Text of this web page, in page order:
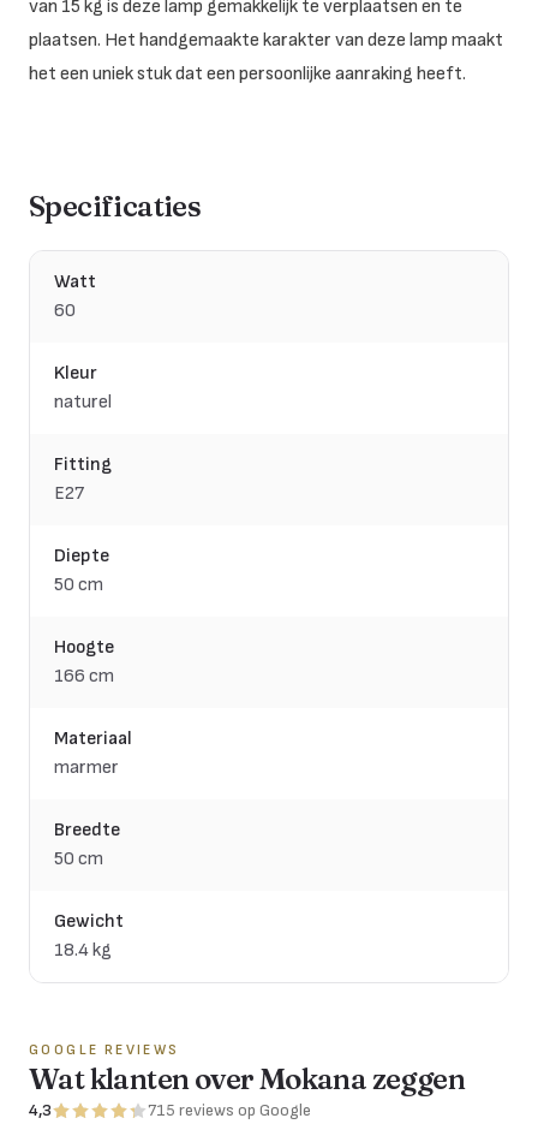
van 15 kg is deze lamp gemakkelijk te verplaatsen en te
plaatsen. Het handgemaakte karakter van deze lamp maakt
het een uniek stuk dat een persoonlijke aanraking heeft.
Specificaties
Watt
60
Kleur
naturel
Fitting
E27
Diepte
50 cm
Hoogte
166 cm
Materiaal
marmer
Breedte
50 cm
Gewicht
18.4 kg
GOOGLE REVIEWS
Wat klanten over Mokana zeggen
4,3 715 reviews op Google